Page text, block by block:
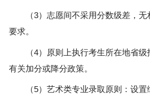
（3）志愿间不采用分数级差，无
要求。
（4）原则上执行考生所在地省级
有关加分或降分政策。
（5）艺术类专业录取原则：设置